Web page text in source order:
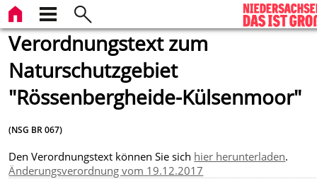
Verordnungstext zum
Naturschutzgebiet
"Rössenbergheide-Külsenmoor"
(NSG BR 067)
Den Verordnungstext können Sie sich hier herunterladen.
Änderungsverordnung vom 19.12.2017